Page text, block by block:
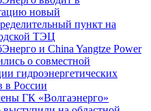
новый
пункт на
ТЭЦ
и China Yangtze Power
о совместной
гидроэнергетических
в России
ГК «Волгаэнерго»